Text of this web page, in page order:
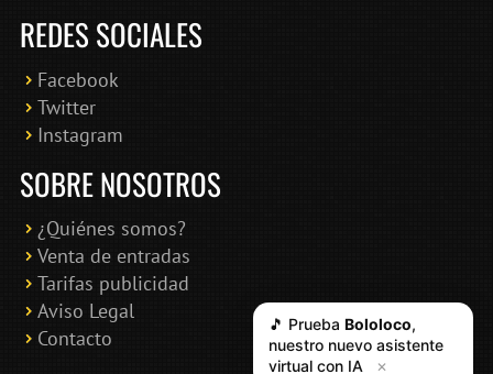
REDES SOCIALES
Facebook
Twitter
Instagram
SOBRE NOSOTROS
¿Quiénes somos?
Venta de entradas
Tarifas publicidad
Aviso Legal
Contacto
🎵 Prueba Bololoco,
nuestro nuevo asistente
virtual con IA
✕